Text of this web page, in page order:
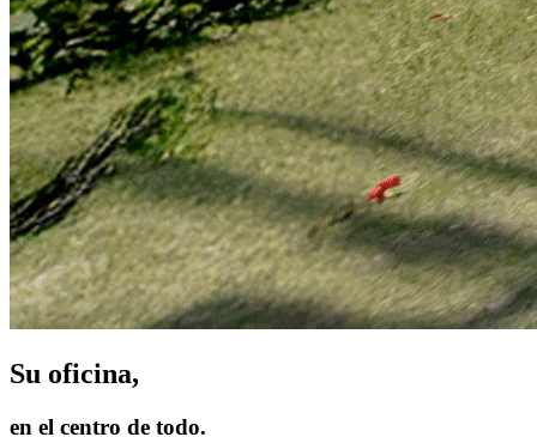
Su oficina,
en el centro de todo.